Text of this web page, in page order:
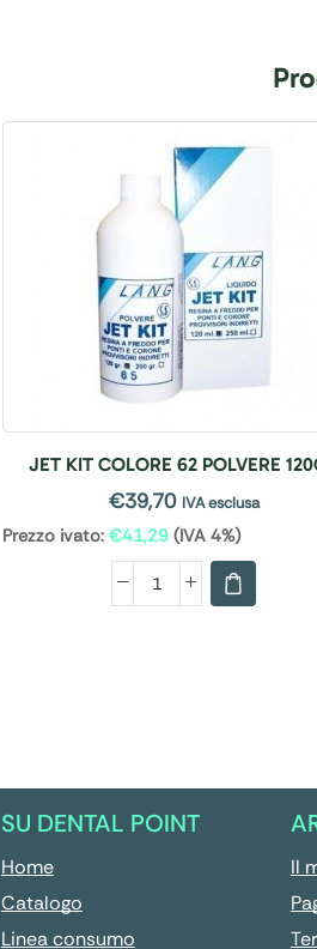
JET KIT COLORE 62 POLVERE
€39,70 IVA esclusa
Prezzo ivato: €41,29 (IVA 4%)
SU DENTAL POINT
Home
Catalogo
Linea consumo
Il